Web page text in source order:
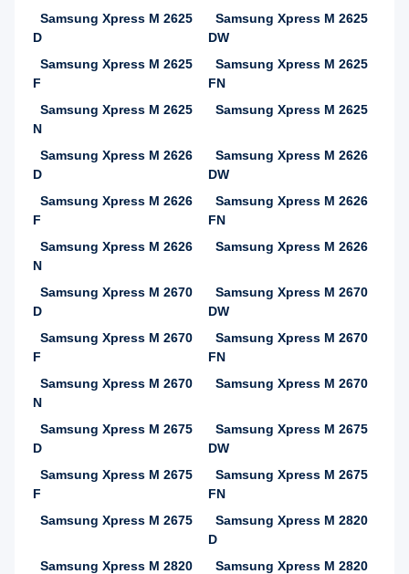
Samsung Xpress M 2625
D
Samsung Xpress M 2625
DW
Samsung Xpress M 2625
F
Samsung Xpress M 2625
FN
Samsung Xpress M 2625
N
Samsung Xpress M 2625
Samsung Xpress M 2626
D
Samsung Xpress M 2626
DW
Samsung Xpress M 2626
F
Samsung Xpress M 2626
FN
Samsung Xpress M 2626
N
Samsung Xpress M 2626
Samsung Xpress M 2670
D
Samsung Xpress M 2670
DW
Samsung Xpress M 2670
F
Samsung Xpress M 2670
FN
Samsung Xpress M 2670
N
Samsung Xpress M 2670
Samsung Xpress M 2675
D
Samsung Xpress M 2675
DW
Samsung Xpress M 2675
F
Samsung Xpress M 2675
FN
Samsung Xpress M 2675
Samsung Xpress M 2820
D
Samsung Xpress M 2820
Samsung Xpress M 2820